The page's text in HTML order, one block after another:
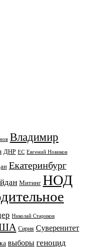
Владимир
ДНР ЕС Евгений Новиков
Екатеринбург
Митинг НОД
Николай Стариков
Сирия Суверенитет
выборы геноцид